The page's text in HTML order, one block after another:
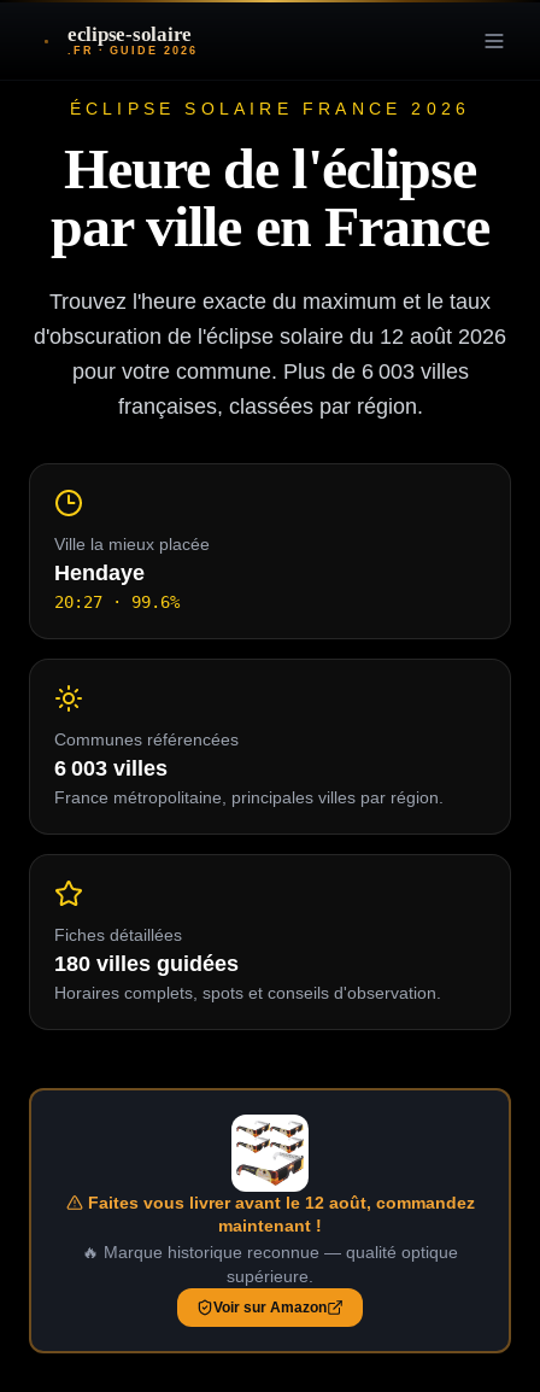
eclipse-solaire
.FR · GUIDE 2026
ÉCLIPSE SOLAIRE FRANCE 2026
Heure de l'éclipse
par ville en France
Trouvez l'heure exacte du maximum et le taux
d'obscuration de l'éclipse solaire du 12 août 2026
pour votre commune. Plus de 6 003villes
françaises, classées par région.
Ville la mieux placée
Hendaye
20:27 · 99.6%
Communes référencées
6 003 villes
France métropolitaine, principales villes par région.
Fiches détaillées
180 villes guidées
Horaires complets, spots et conseils d'observation.
Faites vous livrer avant le 12 août, commandez
maintenant !
🔥 Marque historique reconnue — qualité optique
supérieure.
Voir sur Amazon